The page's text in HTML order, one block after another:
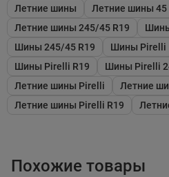
Беговая часть протектора
смеси на основе диоксида
вещества в виде мелкой
методы производства
компаунда, что еще больше
смесь на молекулярном
Летние шины Летние шины 45
Летние шины 245/45 R19
Шины 245/45 R19
Шины Pirelli
Шины Pirelli R19
Шины Pirelli
Летние шины Pirelli
Летние
Летние шины Pirelli R19
Похожие товары